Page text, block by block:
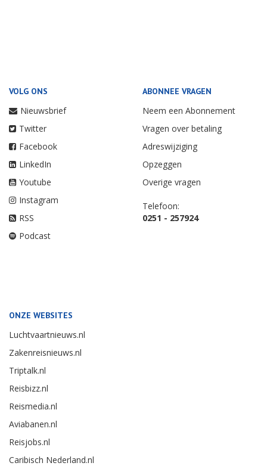
VOLG ONS
Nieuwsbrief
Twitter
Facebook
LinkedIn
Youtube
Instagram
RSS
Podcast
ABONNEE VRAGEN
Neem een Abonnement
Vragen over betaling
Adreswijziging
Opzeggen
Overige vragen
Telefoon:
0251 - 257924
ONZE WEBSITES
Luchtvaartnieuws.nl
Zakenreisnieuws.nl
Triptalk.nl
Reisbizz.nl
Reismedia.nl
Aviabanen.nl
Reisjobs.nl
Caribisch Nederland.nl